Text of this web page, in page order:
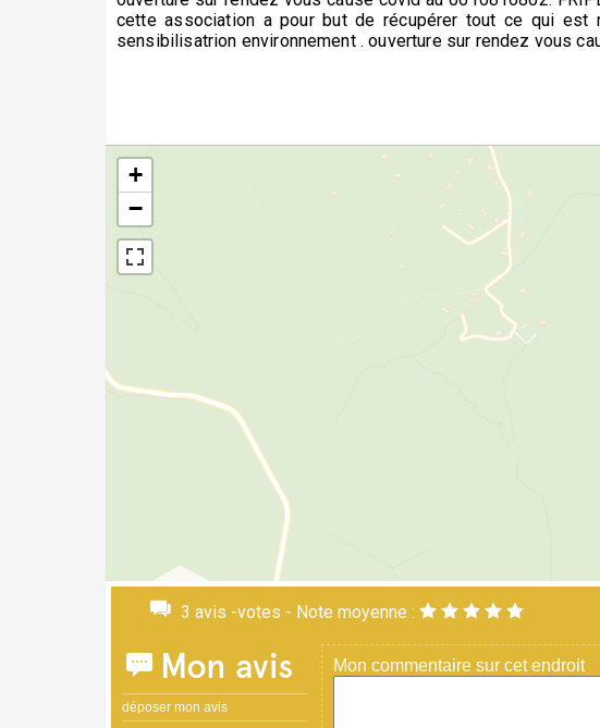
cette association a pour but de récupérer tout ce qui est
sensibilisatrion environnement . ouverture sur rendez vous
+
−
3 avis -votes - Note moyenne :
Mon avis
déposer mon avis
Mon commentaire sur cet endroit